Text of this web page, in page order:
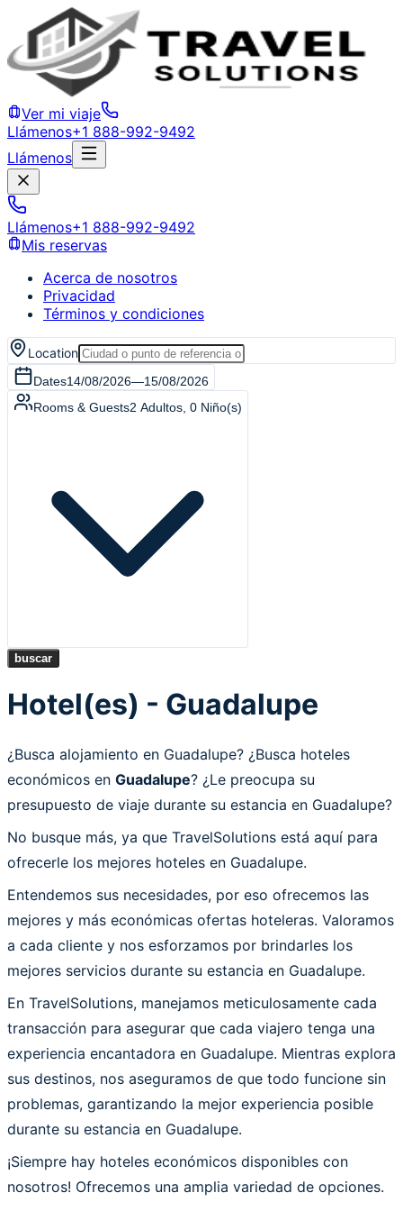
Ver mi viaje
Llámenos+1 888-992-9492
Llámenos
Llámenos+1 888-992-9492
Mis reservas
Acerca de nosotros
Privacidad
Términos y condiciones
Location
Dates14/08/2026—15/08/2026
Rooms & Guests2 Adultos 0 Niño(s)
buscar
Hotel(es) - Guadalupe
¿Busca alojamiento en Guadalupe? ¿Busca hoteles
económicos en Guadalupe? ¿Le preocupa su
presupuesto de viaje durante su estancia en Guadalupe?
No busque más, ya que TravelSolutions está aquí para
ofrecerle los mejores hoteles en Guadalupe.
Entendemos sus necesidades, por eso ofrecemos las
mejores y más económicas ofertas hoteleras. Valoramos
a cada cliente y nos esforzamos por brindarles los
mejores servicios durante su estancia en Guadalupe.
En TravelSolutions, manejamos meticulosamente cada
transacción para asegurar que cada viajero tenga una
experiencia encantadora en Guadalupe. Mientras explora
sus destinos, nos aseguramos de que todo funcione sin
problemas, garantizando la mejor experiencia posible
durante su estancia en Guadalupe.
¡Siempre hay hoteles económicos disponibles con
nosotros! Ofrecemos una amplia variedad de opciones.